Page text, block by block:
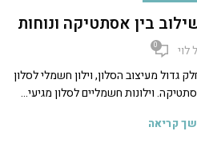
בין אסתטיקה ונוחות
לוי 0
גדול מעיצוב הסלון, וילון חשמלי לסלון
וילונות חשמליים לסלון מגיעי...
קריאה